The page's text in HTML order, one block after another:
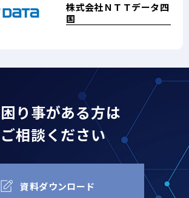
株式会社ＮＴＴデータ四
国
株式会社システムトーク
データプライズ・ソリュ
ーション
東急テックソリューショ
ンズ株式会社
株式会社ユー・エス・イ
ー
株式会社レクシス
り事がある方は
ご相談ください
資料ダウンロード